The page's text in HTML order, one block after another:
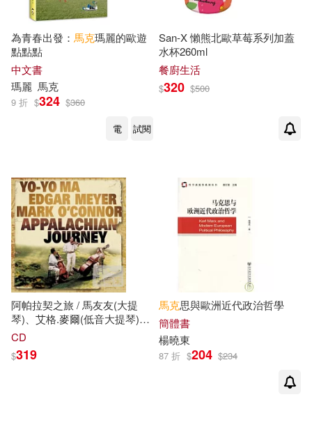
[美]喬伊斯‧卡羅爾‧歐茨(1)
[英]馬克·倫納德（Mark Leonard）
中國地圖出版社(1)
編）(1)
以撒辛格(1)
傅其林，匡存玖(1)
傅其林，秦佳陽(1)
Profil(2)
人民文學出版社(2)
八旗文化(2) 啟動文化(2)
社會科學文獻出版社(2)
馬可孛羅(2)
黑龍江大學出版社(2) ADA(1)
ASV(1) Archiv(1)
EuroArts(1)
適合手機平板閱讀(8)
適合平板閱讀(1)
現在可購買商品(121)
作者/演唱/譯/編/繪(23)
價格
範圍
為青春出發： 馬克瑪麗的歐遊
點點點
中文書
瑪麗 馬克
9 折 $324 $360
電
試閱
San-X 懶熊北歐草莓系列加蓋
水杯260ml
餐廚生活
$320 $500
阿帕拉契之旅 / 馬友友(大提
琴)、艾格.麥爾(低音大提琴)、
馬克
Ma, Edgar Meter and Mark
CD
$319
馬克思與歐洲近代政治哲學
簡體書
楊曉東
87 折 $204 $234